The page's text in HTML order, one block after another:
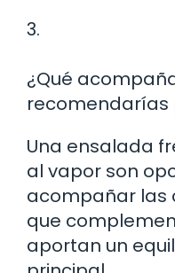
3.
¿Qué
recomendarías
Una ensalada
al vapor son
acompañar las
que
aportan un